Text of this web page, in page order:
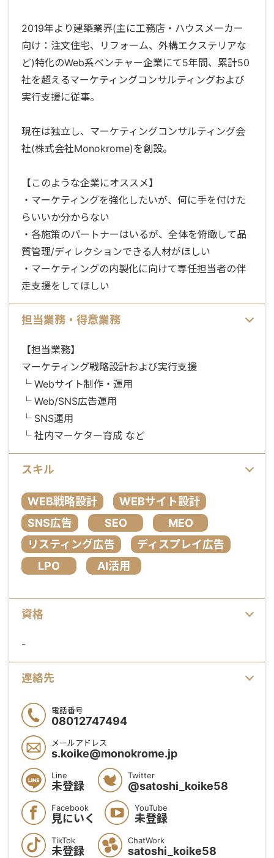
2019年より建築業界(主に工務店・ハウスメーカー
向け：注文住宅、リフォーム、外構エクステリアな
ど)特化のWeb系ベンチャー企業にて5年間、累計50
社を超えるマーケティングコンサルティングおよび
実行支援に従事。
現在は独立し、マーケティングコンサルティング会
社(株式会社Monokrome)を創設。
【このような企業にオススメ】
・マーケティングを強化したいが、何に手を付けた
らいいか分からない
・各施策のパートナーはいるが、全体を俯瞰して品
質管理/ディレクションできる人材がほしい
・マーケティングの内製化に向けて専任担当者の伴
走支援をしてほしい
担当業務・得意業務
【担当業務】
マーケティング戦略設計および実行支援
└ Webサイト制作・運用
└ Web/SNS広告運用
└ SNS運用
└ 社内マーケター育成 など
スキル
WEB戦略設計
WEBサイト設計
SNS広告
SEO
MEO
リスティング広告
ディスプレイ広告
LPO
AI活用
資格
-
連絡先
電話番号
08012747494
メールアドレス
s.koike@monokrome.jp
Line
未登録
Twitter
@satoshi_koike58
Facebook
見にいく
YouTube
未登録
TikTok
未登録
ChatWork
satoshi_koike58